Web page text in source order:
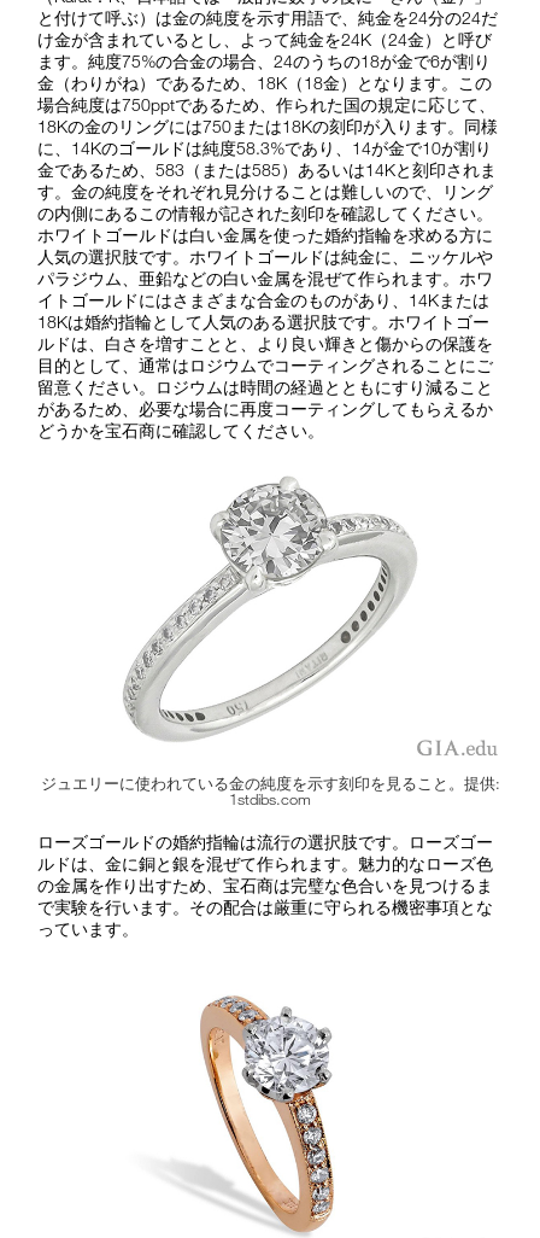
と付けて呼ぶ）は金の純度を示す用語で、純金を24分の24だ
け金が含まれているとし、よって純金を24K（24金）と呼び
ます。純度75%の合金の場合、24のうちの18が金で6が割り
金（わりがね）であるため、18K（18金）となります。この
場合純度は750pptであるため、作られた国の規定に応じて、
18Kの金のリングには750または18Kの刻印が入ります。同様
に、14Kのゴールドは純度58.3%であり、14が金で10が割り
金であるため、583（または585）あるいは14Kと刻印されま
す。金の純度をそれぞれ見分けることは難しいので、リング
の内側にあるこの情報が記された刻印を確認してください。
ホワイトゴールドは白い金属を使った婚約指輪を求める方に
人気の選択肢です。ホワイトゴールドは純金に、ニッケルや
パラジウム、亜鉛などの白い金属を混ぜて作られます。ホワ
イトゴールドにはさまざまな合金のものがあり、14Kまたは
18Kは婚約指輪として人気のある選択肢です。ホワイトゴー
ルドは、白さを増すことと、より良い輝きと傷からの保護を
目的として、通常はロジウムでコーティングされることにご
留意ください。ロジウムは時間の経過とともにすり減ること
があるため、必要な場合に再度コーティングしてもらえるか
どうかを宝石商に確認してください。
ジュエリーに使われている金の純度を示す刻印を見ること。提供:
1stdibs.com
ローズゴールドの婚約指輪は流行の選択肢です。ローズゴー
ルドは、金に銅と銀を混ぜて作られます。魅力的なローズ色
の金属を作り出すため、宝石商は完璧な色合いを見つけるま
で実験を行います。その配合は厳重に守られる機密事項とな
っています。